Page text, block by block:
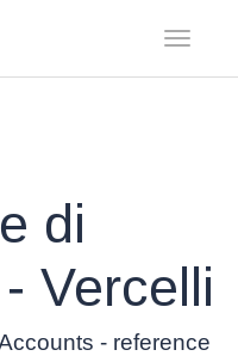
di
Vercelli
- reference